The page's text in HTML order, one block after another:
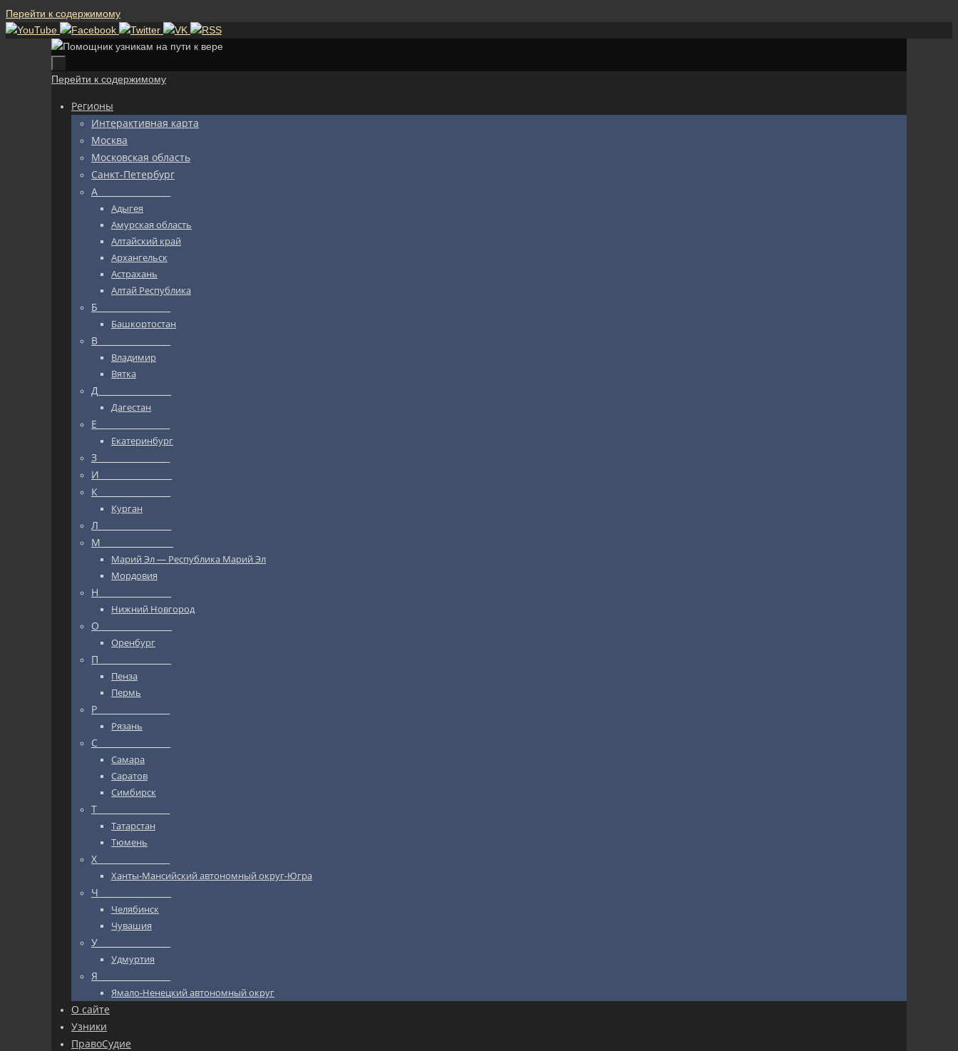
Перейти к содержимому
Перейти к содержимому
Регионы
Интерактивная карта
Москва
Московская область
Санкт-Петербург
А_________________
Адыгея
Амурская область
Алтайский край
Архангельск
Астрахань
Алтай Республика
Б_________________
Башкортостан
В_________________
Владимир
Вятка
Д_________________
Дагестан
Е_________________
Екатеринбург
З_________________
И_________________
К_________________
Курган
Л_________________
М_________________
Марий Эл — Республика Марий Эл
Мордовия
Н_________________
Нижний Новгород
О_________________
Оренбург
П_________________
Пенза
Пермь
Р_________________
Рязань
С_________________
Самара
Саратов
Симбирск
Т_________________
Татарстан
Тюмень
Х_________________
Ханты-Мансийский автономный округ-Югра
Ч_________________
Челябинск
Чувашия
У_________________
Удмуртия
Я_________________
Ямало-Ненецкий автономный округ
О сайте
Узники
ПравоСудие